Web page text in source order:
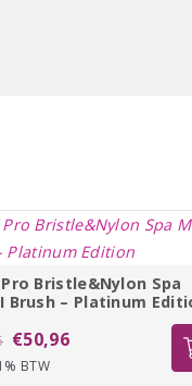
Pro Bristle&Nylon Spa
Brush – Platinum
Oorspronkelijke
prijs
€50,96Huidige
BTW